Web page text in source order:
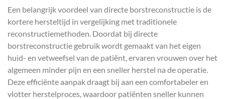
Een belangrijk voordeel van directe borstreconstructie is de
kortere hersteltijd in vergelijking met traditionele
reconstructiemethoden. Doordat bij directe
borstreconstructie gebruik wordt gemaakt van het eigen
huid- en vetweefsel van de patiënt, ervaren vrouwen over het
algemeen minder pijn en een sneller herstel na de operatie.
Deze efficiënte aanpak draagt bij aan een comfortabeler en
vlotter herstelproces, waardoor patiënten sneller kunnen